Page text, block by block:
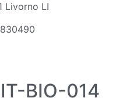
Livorno LI
BIO-014